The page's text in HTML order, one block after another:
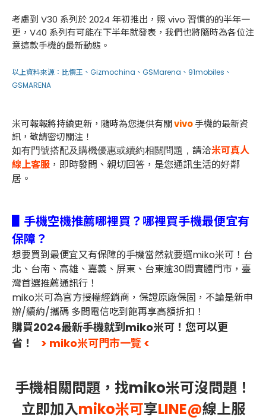
考慮到 V30 系列於 2024 年初推出，照 vivo 習慣的的半年一
更，V40 系列有可能在下半年就發表，我們也將隨時為各位注
意這款手機的最新動態。
以上資料來源： 比價王、 Gizmochina、 GSMarena 、 91mobiles 、
GSMARENA
米可報報將持續更新，隨時為您提供有關vivo手機的最新資
訊，敬請密切關注！
如有門號搭配及購機優惠或續約相關問題， 請洽米可真人
線上客服 ，即時發問、親切回答，是您通訊生活的好鄰
居。
▋手機空機推薦哪裡買？哪裡買手機最便宜有
保障？
想要買到最便宜又有保障的手機當然就要選miko米可！台
北、台南、高雄、嘉義、屏東、台東逾30間實體門市，臺
灣首選推薦通訊行！
miko米可為官方授權經銷商，保證原廠保固，不論是新申
辦/續約/攜碼 多間電信吃到飽再享高額折扣！
購買2024最新手機就到miko米可！您可以更
省！
> miko米可門市一覽 <
手機相關問題，找miko米可沒問題！
立即加入miko米可享LINE@線上服